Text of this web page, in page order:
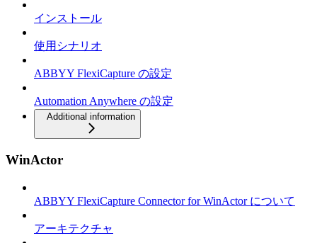
インストール
使用シナリオ
ABBYY FlexiCapture の設定
Automation Anywhere の設定
Additional information
WinActor
ABBYY FlexiCapture Connector for WinActor について
アーキテクチャ